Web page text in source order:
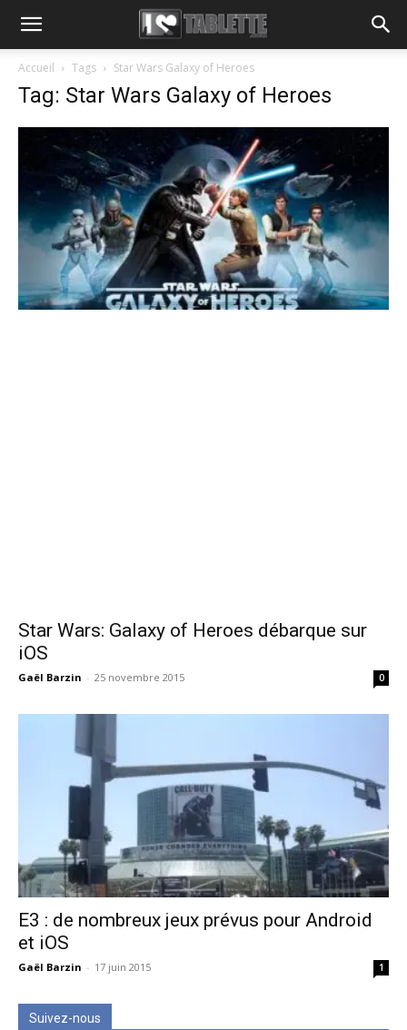
Accueil Tags Star Wars Galaxy of Heroes
Tag: Star Wars Galaxy of Heroes
Star Wars: Galaxy of Heroes débarque sur
iOS
Gaël Barzin - 25 novembre 2015 0
E3 : de nombreux jeux prévus pour Android
et iOS
Gaël Barzin - 17 juin 2015 1
Suivez-nous